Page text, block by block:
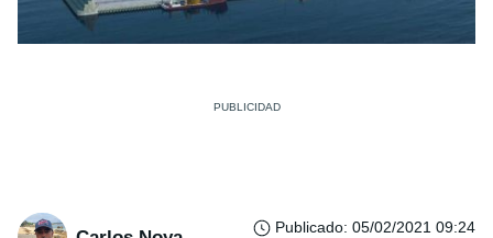
Publicado: 05/02/2021 09:24